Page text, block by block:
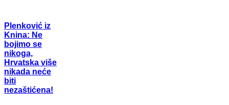
Plenković iz
Knina: Ne
bojimo se
nikoga,
Hrvatska više
nikada neće
biti
nezaštićena!